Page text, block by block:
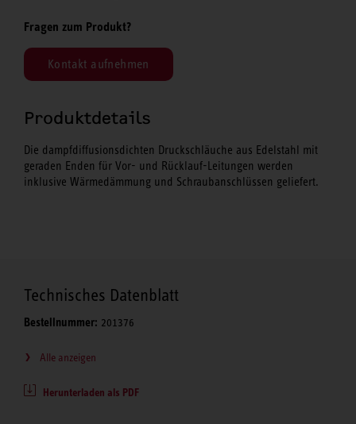
Fragen zum Produkt?
Kontakt aufnehmen
Produktdetails
Die dampfdiffusionsdichten Druckschläuche aus Edelstahl mit
geraden Enden für Vor- und Rücklauf-Leitungen werden
inklusive Wärmedämmung und Schraubanschlüssen geliefert.
Technisches Datenblatt
Bestellnummer: 201376
Alle anzeigen
Herunterladen als PDF